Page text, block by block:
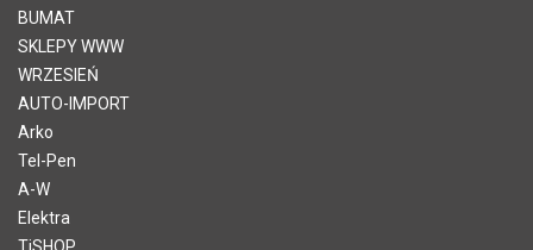
BUMAT
SKLEPY WWW
WRZESIEŃ
AUTO-IMPORT
Arko
Tel-Pen
A-W
Elektra
TiSHOP